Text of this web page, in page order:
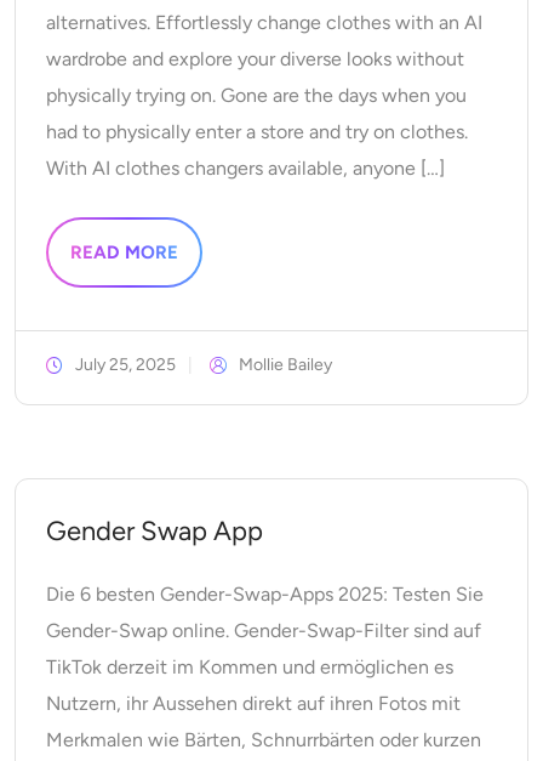
KI neu einfärben
KI-Stil-Bildgenerator
Frisuren-Wechsler
Kleiderbügel
KI-Baby
Passfoto-Ersteller
Video-Werkzeuge
alternatives. Effortlessly change clothes with an AI
wardrobe and explore your diverse looks without
physically trying on. Gone are the days when you
had to physically enter a store and try on clothes.
With AI clothes changers available, anyone […]
READ MORE
July 25, 2025 Mollie Bailey
Gender Swap App
Die 6 besten Gender-Swap-Apps 2025: Testen Sie
Gender-Swap online. Gender-Swap-Filter sind auf
TikTok derzeit im Kommen und ermöglichen es
Nutzern, ihr Aussehen direkt auf ihren Fotos mit
Merkmalen wie Bärten, Schnurrbärten oder kurzen